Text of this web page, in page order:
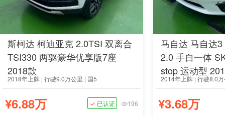
斯柯达 柯迪亚克 2.0TSI 双离合
TSI330 两驱豪华优享版7座
2018款
2018年上牌 | 行驶9.0万公里 | 国5
¥6.88万 已认证 196
马自达 马自达
2.0 手自一体
stop 运动型
2014年上牌 | 行驶8.0
¥3.68万